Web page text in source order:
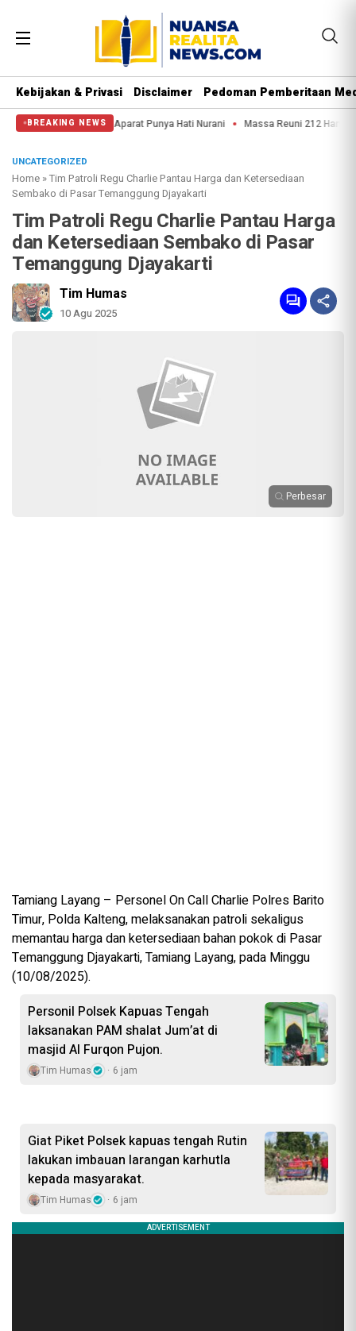
Kebijakan & Privasi Disclaimer Pedoman Pemberitaan
BREAKING NEWS
Punya Hati Nurani Massa Reuni 212 Hanya Bisa Sampai Thamrin, Putar
UNCATEGORIZED
Home »Tim Patroli Regu Charlie Pantau Harga dan Ketersediaan
Sembako di Pasar Temanggung Djayakarti
Tim Patroli Regu Charlie Pantau Harga
dan Ketersediaan Sembako di Pasar
Temanggung Djayakarti
Tim Humas
10 Agu 2025
Perbesar
Tamiang Layang – Personel On Call Charlie Polres Barito
Timur, Polda Kalteng, melaksanakan patroli sekaligus
memantau harga dan ketersediaan bahan pokok di Pasar
Temanggung Djayakarti, Tamiang Layang, pada Minggu
(10/08/2025).
Personil Polsek Kapuas Tengah
laksanakan PAM shalat Jum’at di
masjid Al Furqon Pujon.
Tim Humas 6 jam
Giat Piket Polsek kapuas tengah Rutin
lakukan imbauan larangan karhutla
kepada masyarakat.
Tim Humas 6 jam